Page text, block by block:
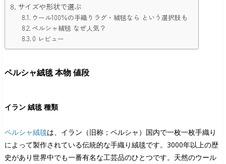
サイズや形状で選ぶ
ウール100％の手織りラグ・絨毯なら という選択肢も
ペルシャ絨毯 なぜ人気？
0 レビュー
ペルシャ絨毯 本物 値段
イラン 絨毯 種類
ペルシャ絨毯は、イラン（旧称；ペルシャ）国内で一枚一枚手織り
によって製作されている伝統的な手織り絨毯です。3000年以上の歴
史があり世界中でも一番有名な工芸品のひとつです。天然のウール